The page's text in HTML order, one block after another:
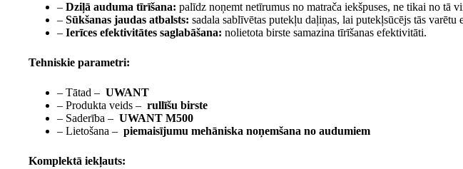
– Dziļā auduma tīrīšana: palīdz noņemt netīrumus no matrača iekšpuses, ne tikai no tā
– Sūkšanas jaudas atbalsts: sadala sablīvētas putekļu daļiņas, lai putekļsūcējs tās varētu
– Ierīces efektivitātes saglabāšana: nolietota birste samazina tīrīšanas efektivitāti.
Tehniskie parametri:
– Tātad – UWANT
– Produkta veids – rullīšu birste
– Saderība – UWANT M500
– Lietošana – piemaisījumu mehāniska noņemšana no audumiem
Komplektā iekļauts: